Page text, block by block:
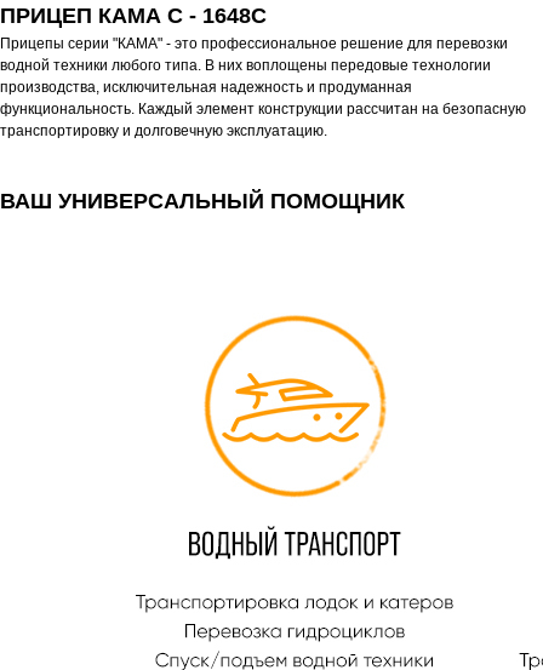
ПРИЦЕП КАМА C - 1648С
Прицепы серии "КАМА" - это профессиональное решение для перевозки
водной техники любого типа. В них воплощены передовые технологии
производства, исключительная надежность и продуманная
функциональность. Каждый элемент конструкции рассчитан на безопасную
транспортировку и долговечную эксплуатацию.
ВАШ УНИВЕРСАЛЬНЫЙ ПОМОЩНИК